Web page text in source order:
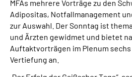
MFAs mehrere Vorträge zu den
Adipositas, Notfallmanagement
zur Auswahl. Der Sonntag ist
und Ärzten gewidmet und bietet
Auftaktvorträgen im Plenum
Vertiefung an.